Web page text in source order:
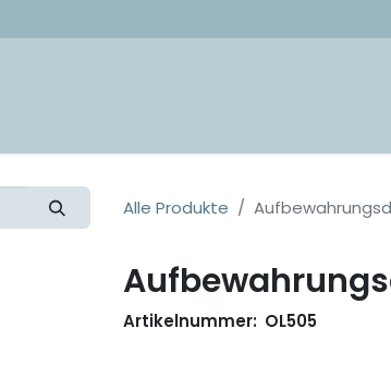
Alle Produkte
Artikelnummer: OL505